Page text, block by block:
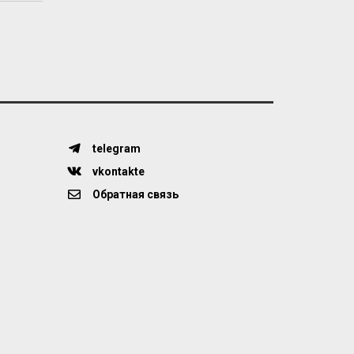
telegram
vkontakte
Обратная связь